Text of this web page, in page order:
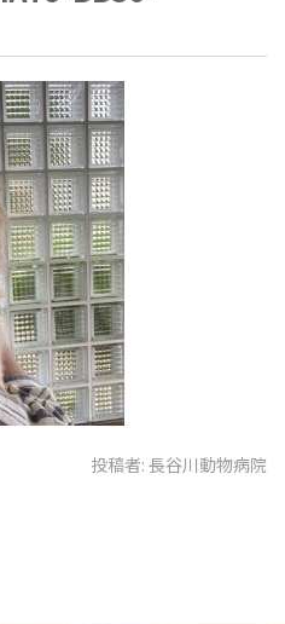
投稿者: 長谷川動物病院